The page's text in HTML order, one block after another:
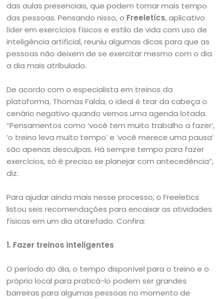
das aulas presenciais, que podem tomar mais tempo
das pessoas. Pensando nisso, o Freeletics, aplicativo
líder em exercícios físicos e estilo de vida com uso de
inteligência artificial, reuniu algumas dicas para que as
pessoas não deixem de se exercitar mesmo com o dia
a dia mais atribulado.
De acordo com o especialista em treinos da
plataforma, Thomas Falda, o ideal é tirar da cabeça o
cenário negativo quando vemos uma agenda lotada.
“Pensamentos como ‘você tem muito trabalho a fazer’,
‘o treino leva muito tempo’ e ‘você merece uma pausa’
são apenas desculpas. Há sempre tempo para fazer
exercícios, só é preciso se planejar com antecedência”,
diz.
Para ajudar ainda mais nesse processo, o Freeletics
listou seis recomendações para encaixar as atividades
físicas em um dia atarefado. Confira:
1. Fazer treinos inteligentes
O período do dia, o tempo disponível para o treino e o
próprio local para praticá-lo podem ser grandes
barreiras para algumas pessoas no momento de